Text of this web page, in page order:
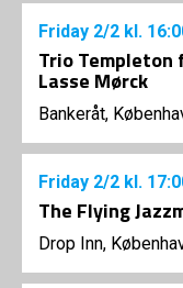
Friday 2/2 kl.
Trio
Lasse Mørck
Bankeråt,
Friday 2/2 kl.
The Flying
Drop Inn,